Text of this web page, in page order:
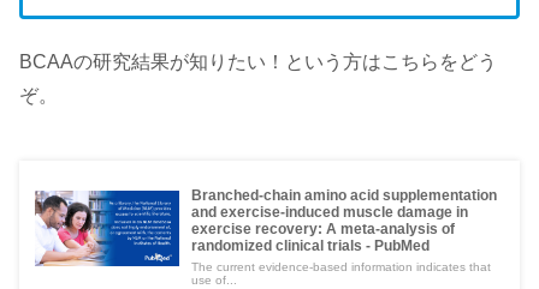
BCAAの研究結果が知りたい！という方はこちらをどう
ぞ。
Branched-chain amino acid supplementation
and exercise-induced muscle damage in
exercise recovery: A meta-analysis of
randomized clinical trials - PubMed
The current evidence-based information indicates that
use of...